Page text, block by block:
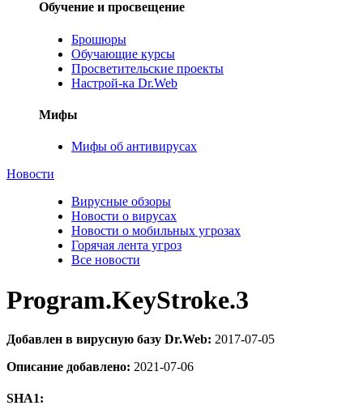
Обучение и просвещение
Брошюры
Обучающие курсы
Просветительские проекты
Настрой-ка Dr.Web
Мифы
Мифы об антивирусах
Новости
Вирусные обзоры
Новости о вирусах
Новости о мобильных угрозах
Горячая лента угроз
Все новости
Program.KeyStroke.3
Добавлен в вирусную базу Dr.Web: 2017-07-05
Описание добавлено: 2021-07-06
SHA1: